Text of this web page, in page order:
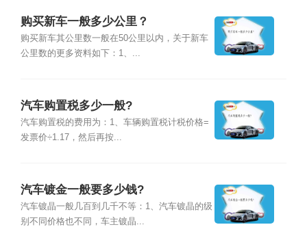
购买新车一般多少公里？
购买新车其公里数一般在50公里以内，关于新车
公里数的更多资料如下：1、...
汽车购置税多少一般?
汽车购置税的费用为：1、车辆购置税计税价格=
发票价÷1.17，然后再按...
汽车镀金一般要多少钱?
汽车镀晶一般几百到几千不等：1、汽车镀晶的级
别不同价格也不同，车主镀晶...